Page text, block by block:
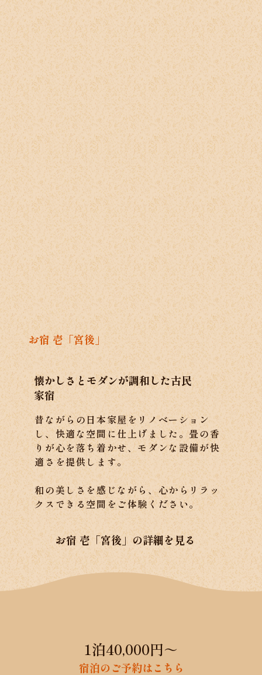
1泊40,000円～
宿泊のご予約はこちら
お宿 壱「宮後」
懐かしさとモダンが調和した古民
家宿
昔ながらの日本家屋をリノベーション
し、快適な空間に仕上げました。畳の香
りが心を落ち着かせ、モダンな設備が快
適さを提供します。
和の美しさを感じながら、心からリラッ
クスできる空間をご体験ください。
お宿 壱「宮後」の詳細を見る